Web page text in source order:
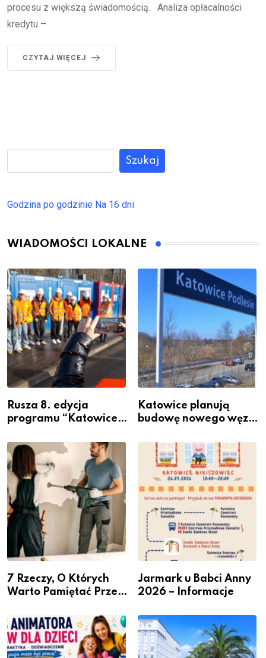
procesu z większą świadomością. Analiza opłacalności
kredytu –
CZYTAJ WIĘCEJ
Szukaj
Godzina po godzinie Na 16 dni
WIADOMOŚCI LOKALNE
Rusza 8. edycja
programu “Katowice
– nabór dla
przedsiębiorców
Katowice planują
budowę nowego węzła
Podlesiu
7 Rzeczy, O Których
Warto Pamiętać Przed
Jarmark u Babci Anny
2026 – Informacje